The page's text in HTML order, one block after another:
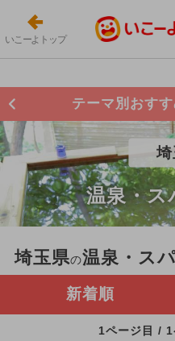
いこーよトップ
テーマ別おす
温泉・ス
埼玉県の温泉・ス
新着順
1ページ目 / 1